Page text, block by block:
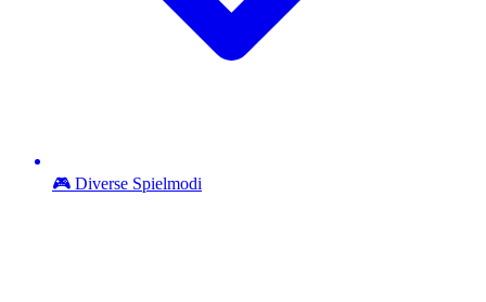
🎮 Diverse Spielmodi